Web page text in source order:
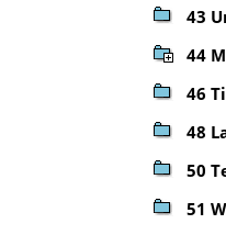
43
44
46
48
50
51